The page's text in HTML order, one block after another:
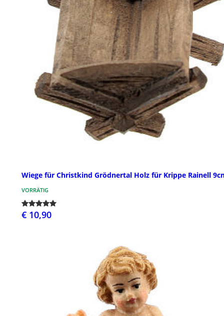
Wiege für Christkind Grödnertal Holz für Krippe Rainell
VORRÄTIG
€ 10,90